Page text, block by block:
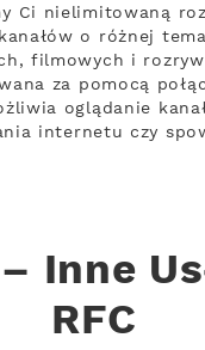
Ci nielimitowaną
o różnej
filmowych i
za pomocą
oglądanie
internetu czy
Inne
RFC